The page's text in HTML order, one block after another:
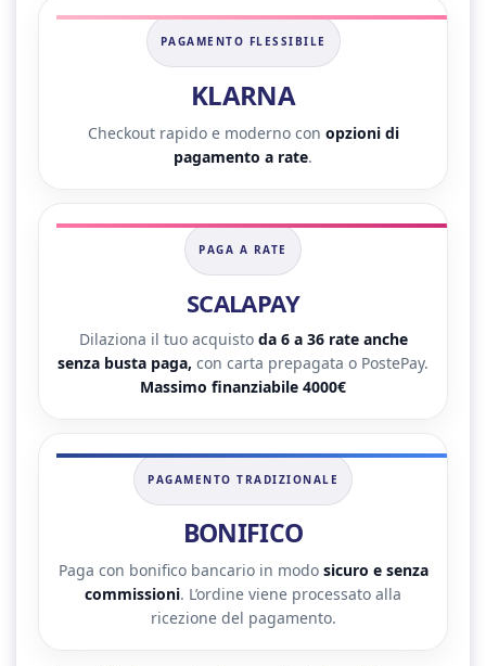
PAGAMENTO FLESSIBILE
KLARNA
Checkout rapido e moderno con opzioni di
pagamento a rate.
PAGA A RATE
SCALAPAY
Dilaziona il tuo acquisto da 6 a 36 rate anche
senza busta paga, con carta prepagata o PostePay.
Massimo finanziabile 4000€
PAGAMENTO TRADIZIONALE
BONIFICO
Paga con bonifico bancario in modo sicuro e senza
commissioni. L’ordine viene processato alla
ricezione del pagamento.